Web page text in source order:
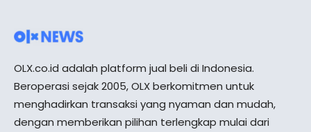
OLX.co.id adalah platform jual beli di Indonesia.
Beroperasi sejak 2005, OLX berkomitmen untuk
menghadirkan transaksi yang nyaman dan mudah,
dengan memberikan pilihan terlengkap mulai dari